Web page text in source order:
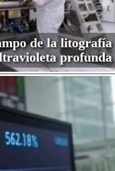
de la litografía
profunda